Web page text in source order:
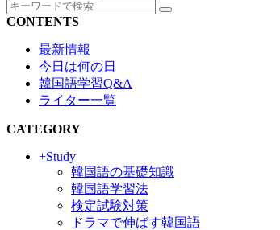
CONTENTS
最新情報
今日は何の日
韓国語学習Q&A
ライター一覧
CATEGORY
+Study
韓国語の基礎知識
韓国語学習法
検定試験対策
ドラマで伸ばす韓国語